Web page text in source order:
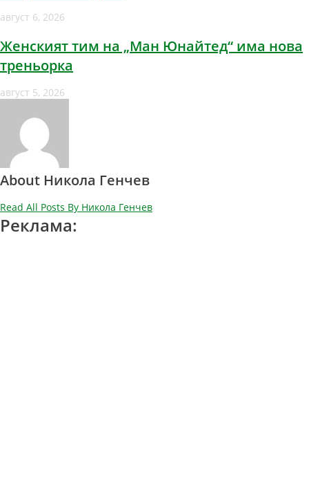
август 6, 2026
Женският тим на „Ман Юнайтед“ има нова
треньорка
август 5, 2026
About Никола Генчев
Read All Posts By Никола Генчев
Реклама: